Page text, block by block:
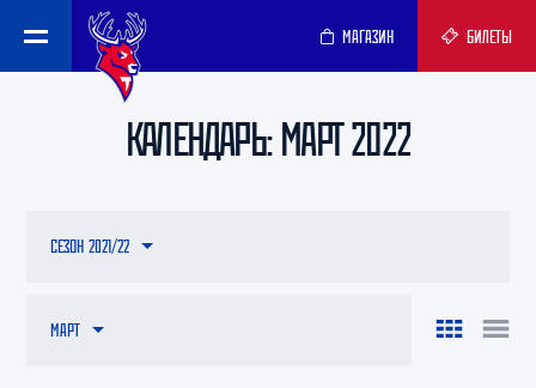
МАГАЗИН БИЛЕТЫ
КАЛЕНДАРЬ: МАРТ 2022
МАРТ
СЕЗОН 2021/22